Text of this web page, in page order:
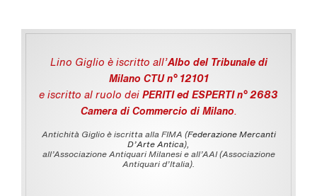
Lino Giglio è iscritto all'Albo del Tribunale di
Milano CTU n° 12101
e iscritto al ruolo dei PERITI ed ESPERTI n° 2683
Camera di Commercio di Milano.
Antichità Giglio è iscritta alla FIMA (Federazione Mercanti
D'Arte Antica),
all’Associazione Antiquari Milanesi e all’AAI (Associazione
Antiquari d’Italia).